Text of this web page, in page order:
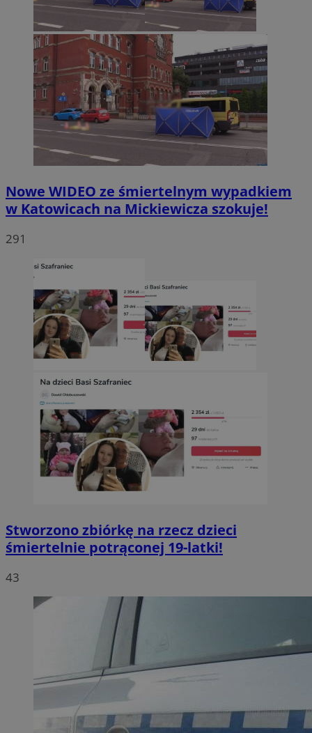
Nowe WIDEO ze śmiertelnym wypadkiem
w Katowicach na Mickiewicza szokuje!
291
Stworzono zbiórkę na rzecz dzieci
śmiertelnie potrąconej 19-latki!
43